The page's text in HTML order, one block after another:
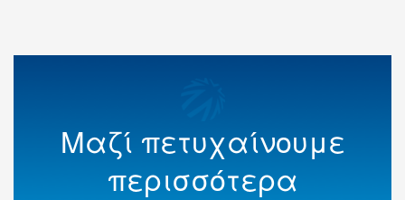
Μαζί πετυχαίνουμε
περισσότερα